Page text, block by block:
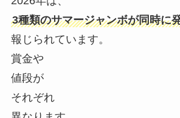
3種類のサマージャンボが同時に
報じられています。
賞金や
値段が
それぞれ